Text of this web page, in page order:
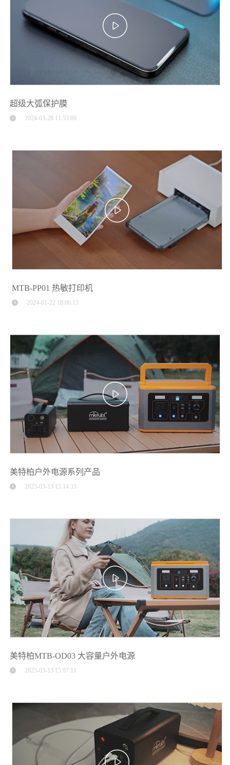
超级大弧保护膜
2024-03-28 11:53:00
MTB-PP01 热敏打印机
2024-01-22 18:06:13
美特柏户外电源系列产品
2023-03-13 15:14:33
美特柏MTB-OD03 大容量户外电源
2023-03-13 15:07:11